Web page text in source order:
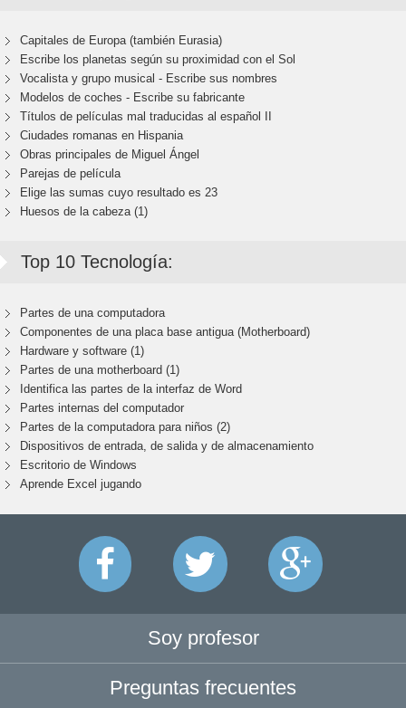
Capitales de Europa (también Eurasia)
Escribe los planetas según su proximidad con el Sol
Vocalista y grupo musical - Escribe sus nombres
Modelos de coches - Escribe su fabricante
Títulos de películas mal traducidas al español II
Ciudades romanas en Hispania
Obras principales de Miguel Ángel
Parejas de película
Elige las sumas cuyo resultado es 23
Huesos de la cabeza (1)
Top 10 Tecnología:
Partes de una computadora
Componentes de una placa base antigua (Motherboard)
Hardware y software (1)
Partes de una motherboard (1)
Identifica las partes de la interfaz de Word
Partes internas del computador
Partes de la computadora para niños (2)
Dispositivos de entrada, de salida y de almacenamiento
Escritorio de Windows
Aprende Excel jugando
Soy profesor
Preguntas frecuentes